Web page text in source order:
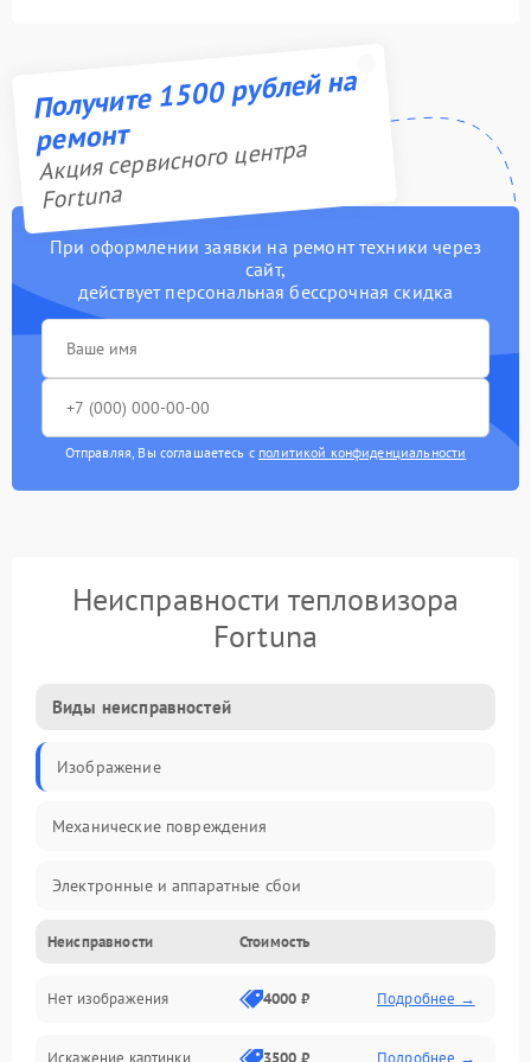
Получите 1500 рублей на
ремонт
Акция сервисного центра
Fortuna
При оформлении заявки на ремонт техники через
сайт,
действует персональная бессрочная скидка
Отправляя, Вы соглашаетесь с политикой конфиденциальности
Неисправности тепловизора
Fortuna
Виды неисправностей
Изображение
Механические повреждения
Электронные и аппаратные сбои
Неисправности сенсора и оптики
Программные ошибки
Неисправности Стоимость
Нет изображения 4000 ₽ Подробнее →
Искажение картинки 3500 ₽ Подробнее →